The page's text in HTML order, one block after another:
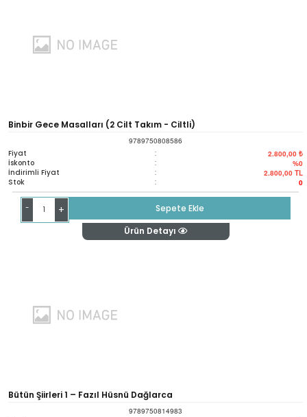
Binbir Gece Masalları (2 Cilt Takım - Ciltli)
9789750808586
Fiyat : 2.800,00 ₺
İskonto : %0
İndirimli Fiyat : 2.800,00 TL
Stok : 0
- +
Sepete Ekle
Ürün Detayı
Bütün Şiirleri 1 – Fazıl Hüsnü Dağlarca
9789750814983